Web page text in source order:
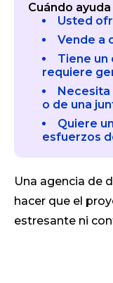
Cuándo
Usted
Vende a
Tiene un
requiere
o de una
Quiere
esfuerzos
Una agencia de
hacer que el
estresante ni